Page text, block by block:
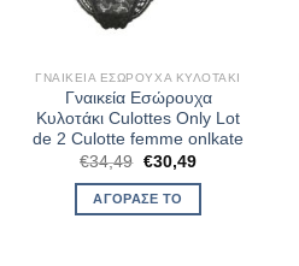
ΓΝΑΙΚΕΊΑ ΕΣΏΡΟΥΧΑ ΚΥΛΟΤΆΚΙ
Γναικεία Εσώρουχα
Κυλοτάκι Culottes Only Lot
de 2 Culotte femme onlkate
€34,49 Original
price
was:
€34,49.
€30,49Η
τιμή
ΑΓΌΡΑΣΈ ΤΟ